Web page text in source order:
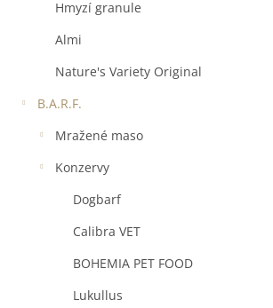
Hmyzí granule
Almi
Nature's Variety Original
B.A.R.F.
Mražené maso
Konzervy
Dogbarf
Calibra VET
BOHEMIA PET FOOD
Lukullus